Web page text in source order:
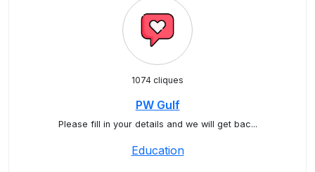
1074 cliques
PW Gulf
Please fill in your details and we will get bac...
Education